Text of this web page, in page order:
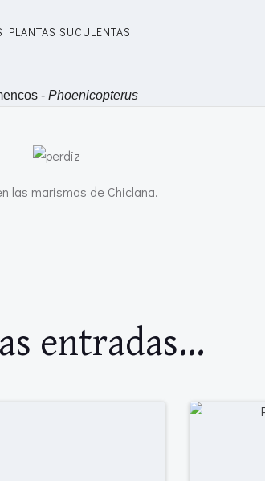
PLANTAS SUCULENTAS
- Phoenicopterus
las marismas de Chiclana.
entradas...